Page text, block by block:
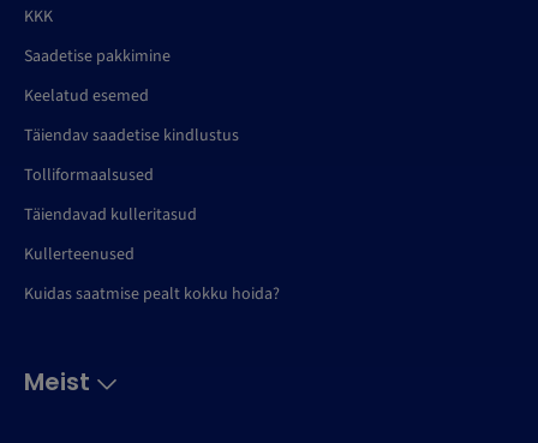
KKK
Saadetise pakkimine
Keelatud esemed
Täiendav saadetise kindlustus
Tolliformaalsused
Täiendavad kulleritasud
Kullerteenused
Kuidas saatmise pealt kokku hoida?
Meist